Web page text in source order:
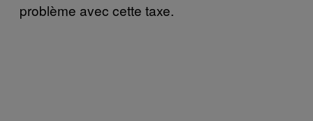
problème avec cette taxe.